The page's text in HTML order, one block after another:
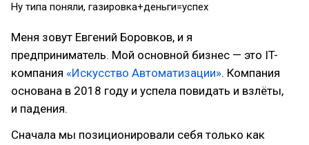
Ну типа поняли, газировка+деньги=успех
Меня зовут Евгений Боровков, и я
предприниматель. Мой основной бизнес — это IT-
компания «Искусство Автоматизации». Компания
основана в 2018 году и успела повидать и взлёты,
и падения.
Сначала мы позиционировали себя только как